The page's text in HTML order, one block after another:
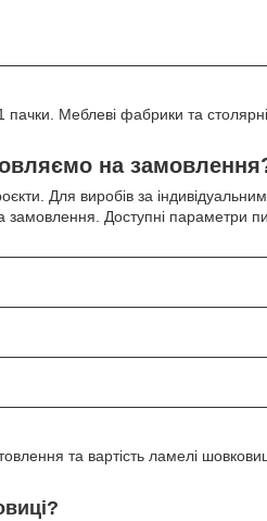
Меблеві фабрики та
на
Для виробів за індивідуальним
Доступні параметри
та вартість ламелі